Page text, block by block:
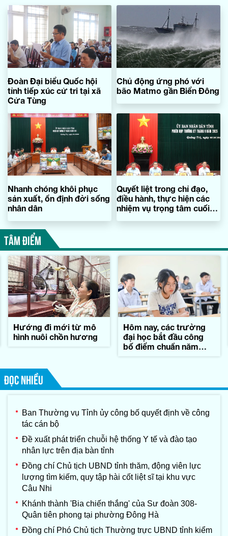
Đoàn Đại biểu Quốc hội
tỉnh tiếp xúc cử tri tại xã
Cửa Tùng
Chủ động ứng phó với
bão Matmo gần Biển Đông
Nhanh chóng khôi phục
sản xuất, ổn định đời sống
nhân dân
Quyết liệt trong chỉ đạo,
điều hành, thực hiện các
nhiệm vụ trọng tâm cuối
TÂM ĐIỂM
Hướng đi mới từ mô
hình nuôi chồn hương
Hôm nay, các trường
đại học bắt đầu công
bố điểm chuẩn năm
ĐỌC NHIỀU
Ban Thường vụ Tỉnh ủy công bố quyết định về công
tác cán bộ
Đề xuất phát triển chuỗi hệ thống Y tế và đào tạo
nhân lực trên địa bàn tỉnh
Đồng chí Chủ tịch UBND tỉnh thăm, động viên lực
lượng tìm kiếm, quy tập hài cốt liệt sĩ tại khu vực
Câu Nhi
Khánh thành 'Bia chiến thắng' của Sư đoàn 308-
Quân tiên phong tại phường Đông Hà
Đồng chí Phó Chủ tịch Thường trực UBND tỉnh kiểm